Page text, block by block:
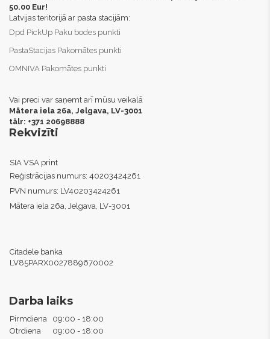
50.00 Eur!
Latvijas teritorijā ar pasta stacijām:
Dpd PickUp Paku bodes punkti
PastaStacijas Pakomātes punkti
OMNIVA Pakomātes punkti
Vai preci var saņemt arī mūsu veikalā
Mātera iela 26a, Jelgava, LV-3001
tālr: +371 20698888
Rekvizīti
SIA VSA print
Reģistrācijas numurs: 40203424261
PVN numurs: LV40203424261
Mātera iela 26a, Jelgava, LV-3001
Citadele banka
LV85PARX0027889670002
Darba laiks
Pirmdiena
09:00 - 18:00
Otrdiena
09:00 - 18:00